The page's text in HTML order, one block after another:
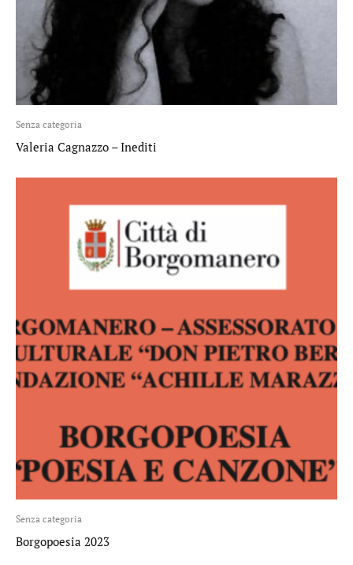
Senza categoria
Valeria Cagnazzo – Inediti
Senza categoria
Borgopoesia 2023